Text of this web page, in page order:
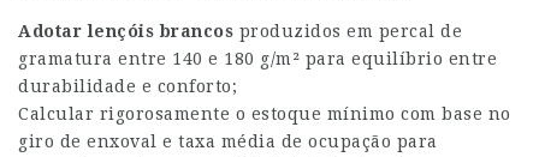
Adotar lençóis brancos produzidos em percal de
gramatura entre 140 e 180 g/m² para equilíbrio entre
durabilidade e conforto;
Calcular rigorosamente o estoque mínimo com base no
giro de enxoval e taxa média de ocupação para